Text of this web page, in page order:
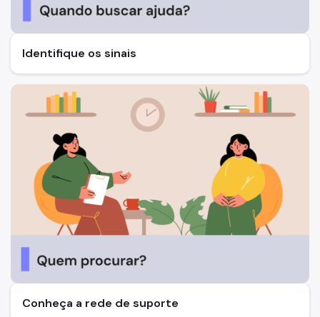
Identifique os sinais
Conheça a rede de suporte